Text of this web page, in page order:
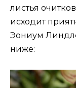
листья
исходит
Эониум
ниже: